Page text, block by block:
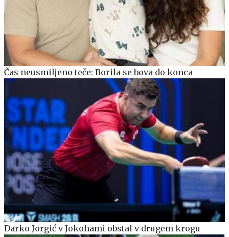
Čas neusmiljeno teče: Borila se bova do konca
Darko Jorgić v Jokohami obstal v drugem krogu